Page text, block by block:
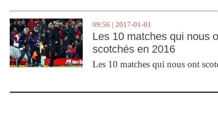
09:56 | 2017-01-01
Les 10 matches qui nous
scotchés en 2016
Les 10 matches qui nous ont